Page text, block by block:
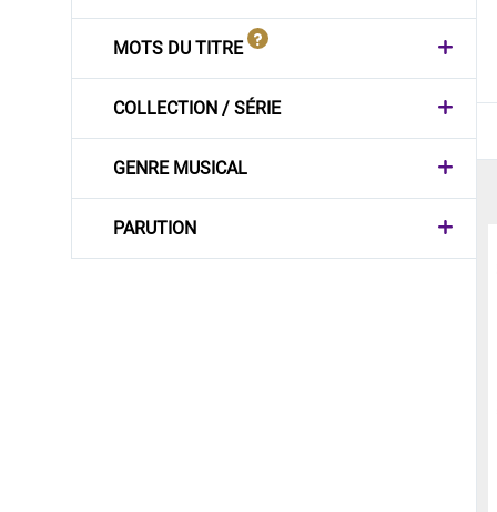
MOTS DU TITRE
COLLECTION / SÉRIE
GENRE MUSICAL
PARUTION